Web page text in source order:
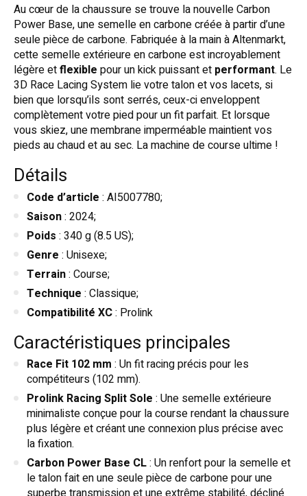
Au cœur de la chaussure se trouve la nouvelle Carbon
Power Base, une semelle en carbone créée à partir d’une
seule pièce de carbone. Fabriquée à la main à Altenmarkt,
cette semelle extérieure en carbone est incroyablement
légère etflexible pour un kick puissant et performant. Le
3D Race Lacing System lie votre talon et vos lacets, si
bien que lorsqu’ils sont serrés, ceux-ci enveloppent
complètement votre pied pour un fit parfait. Et lorsque
vous skiez, une membrane imperméable maintient vos
pieds au chaud et au sec. La machine de course ultime !
Détails
Code d’article : AI5007780;
Saison: 2024;
Poids : 340 g (8.5 US);
Genre : Unisexe;
Terrain: Course;
Technique : Classique;
Compatibilité XC: Prolink
Caractéristiques principales
Race Fit 102 mm : Un fit racing précis pour les
compétiteurs (102 mm).
Prolink Racing Split Sole : Une semelle extérieure
minimaliste conçue pour la course rendant la chaussure
plus légère et créant une connexion plus précise avec
la fixation.
Carbon Power Base CL: Un renfort pour la semelle et
le talon fait en une seule pièce de carbone pour une